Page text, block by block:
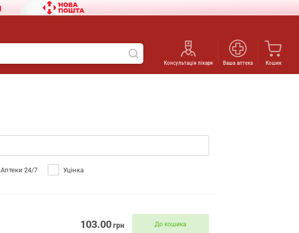
Консультація лікаря Ваша аптека Кошик
Аптеки 24/7 Уцінка
103.00грн До кошика